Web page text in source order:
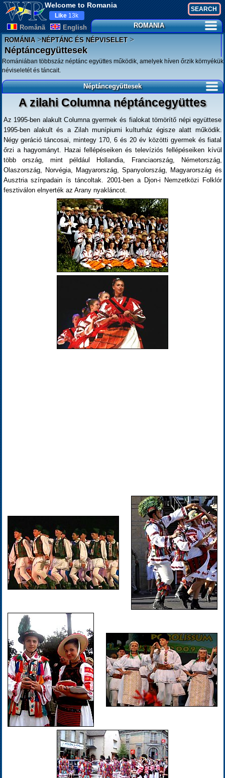
Welcome to Romania
Românã English
Like 13k
ROMANIA
ROMÁNIA>NÉPTÁNC ÉS NÉPVISELET>
Néptáncegyüttesek
Romániában többszáz néptánc együttes működik, amelyek híven őrzik környékük
néviseletét és táncait.
Néptáncegyüttesek
A zilahi Columna néptáncegyüttes
Az 1995-ben alakult Columna gyermek és fialokat tömörítő népi együttese
1995-ben alakult és a Zilah munípiumi kulturház égisze alatt működik.
Négy geráció táncosai, mintegy 170, 6 és 20 év közötti gyermek és fiatal
őrzi a hagyományt. Hazai fellépéseiken és televíziós fellépéseiken kívül
több ország, mint például Hollandia, Franciaország, Németország,
Olaszország, Norvégia, Magyarország, Spanyolország, Magyarország és
Ausztria színpadain ís táncoltak. 2001-ben a Djon-i Nemzetközi Folklór
fesztiválon elnyerték az Arany nyakláncot.